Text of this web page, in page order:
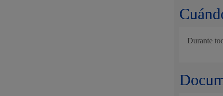
Durante